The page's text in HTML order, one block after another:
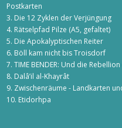
Postkarten
Die 12 Zyklen der Verjüngung
Rätselpfad Pilze (A5, gefaltet)
Die Apokalyptischen Reiter
Böll kam nicht bis Troisdorf
TIME BENDER: Und die
Dalâ’il al-Khayrât
Zwischenräume - Landkarten
Etidorhpa